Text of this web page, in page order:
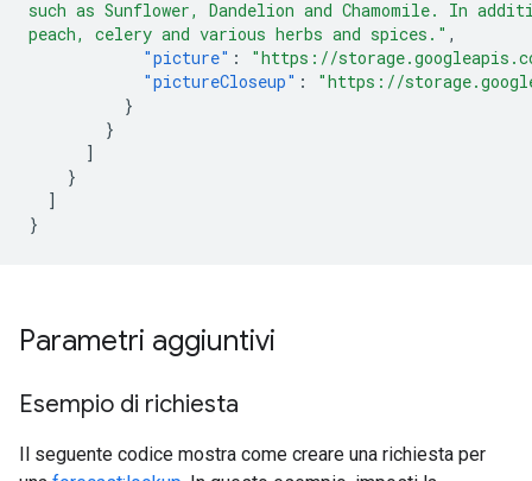
such as Sunflower, Dandelion and Chamomile. In
peach, celery and various herbs and spices." ,
"picture" :
"https://
"pictureCloseup" :
"https://
}
}
]
}
]
}
Parametri aggiuntivi
Esempio di richiesta
Il seguente codice mostra come creare una richiesta per